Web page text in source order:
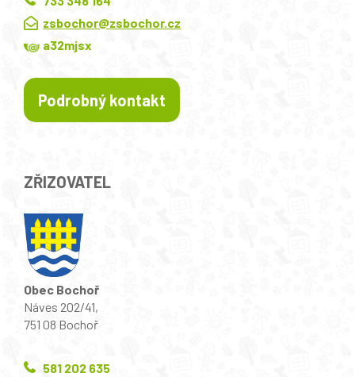
zsbochor@zsbochor.cz
a32mjsx
Podrobný kontakt
ZŘIZOVATEL
Obec Bochoř
Náves 202/41,
751 08 Bochoř
581 202 635